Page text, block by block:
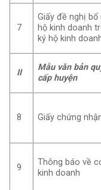
7
Giấy đề nghị
hộ kinh doanh
ký hộ kinh
II
Mẫu văn bản
cấp huyện
8 Giấy chứng
9
Thông báo về
kinh doanh